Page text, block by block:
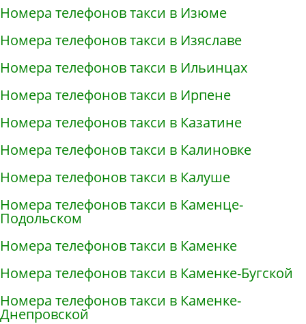
Номера телефонов такси в Изюме
Номера телефонов такси в Изяславе
Номера телефонов такси в Ильинцах
Номера телефонов такси в Ирпене
Номера телефонов такси в Казатине
Номера телефонов такси в Калиновке
Номера телефонов такси в Калуше
Номера телефонов такси в Каменце-
Подольском
Номера телефонов такси в Каменке
Номера телефонов такси в Каменке-Бугской
Номера телефонов такси в Каменке-
Днепровской